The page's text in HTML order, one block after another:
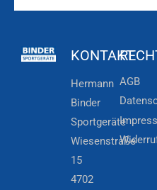
KONTAKT
Hermann
Binder
Sportgeräte
Wiesenstraße
15
4702
AGB